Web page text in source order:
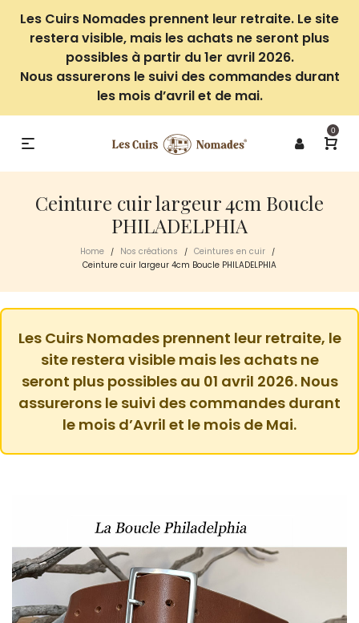
Les Cuirs Nomades prennent leur retraite. Le site
restera visible, mais les achats ne seront plus
possibles à partir du 1er avril 2026.
Nous assurerons le suivi des commandes durant
les mois d’avril et de mai.
0
Ceinture cuir largeur 4cm Boucle
PHILADELPHIA
Home / Nos créations / Ceintures en cuir /
Ceinture cuir largeur 4cm Boucle PHILADELPHIA
Les Cuirs Nomades prennent leur retraite, le
site restera visible mais les achats ne
seront plus possibles au 01 avril 2026. Nous
assurerons le suivi des commandes durant
le mois d’Avril et le mois de Mai.